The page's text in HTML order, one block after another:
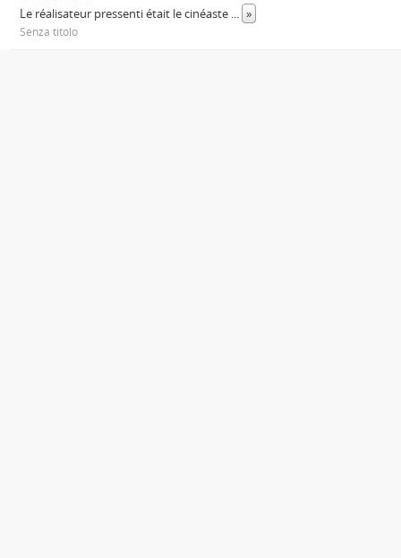
Le réalisateur pressenti était le cinéaste ... »
Senza titolo